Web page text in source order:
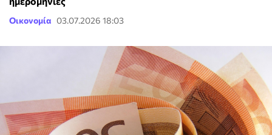
Οικονομία 03.07.2026 18:03